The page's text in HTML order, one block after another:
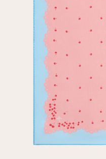
Электронная почта
Пароль
Повтор пароля
Дата рождения